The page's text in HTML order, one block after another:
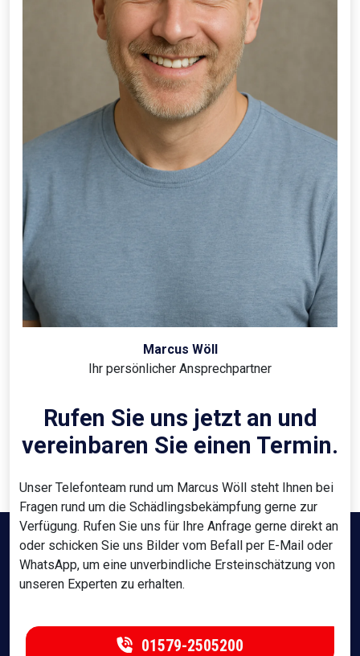
Marcus Wöll
Ihr persönlicher Ansprechpartner
Rufen Sie uns jetzt an und
vereinbaren Sie einen Termin.
Unser Telefonteam rund um Marcus Wöll steht Ihnen bei
Fragen rund um die Schädlingsbekämpfung gerne zur
Verfügung. Rufen Sie uns für Ihre Anfrage gerne direkt an
oder schicken Sie uns Bilder vom Befall per E-Mail oder
WhatsApp, um eine unverbindliche Ersteinschätzung von
unseren Experten zu erhalten.
01579-2505200